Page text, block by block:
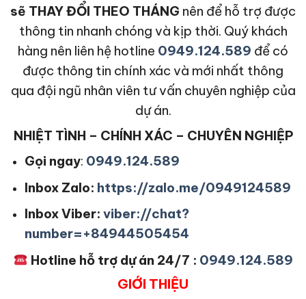
sẽ THAY ĐỔI THEO THÁNG nên để hỗ trợ được
thông tin nhanh chóng và kịp thời. Quý khách
hàng nên liên hệ hotline 0949.124.589 để có
được thông tin chính xác và mới nhất thông
qua đội ngũ nhân viên tư vấn chuyên nghiệp của
dự án.
NHIỆT TÌNH – CHÍNH XÁC – CHUYÊN NGHIỆP
Gọi ngay: 0949.124.589
Inbox Zalo: https://zalo.me/0949124589
Inbox Viber: viber://chat?
number=+84944505454
Hotline hỗ trợ dự án 24/7 : 0949.124.589
GIỚI THIỆU